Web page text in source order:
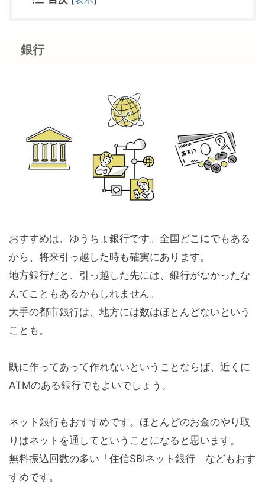
銀行
おすすめは、ゆうちょ銀行です。全国どこにでもある
から、将来引っ越した時も確実にあります。
地方銀行だと、引っ越した先には、銀行がなかったな
んてこともあるかもしれません。
大手の都市銀行は、地方には数はほとんどないという
ことも。
既に作ってあって作れないということならば、近くに
ATMのある銀行でもよいでしょう。
ネット銀行もおすすめです。ほとんどのお金のやり取
りはネットを通してということになると思います。
無料振込回数の多い「住信SBIネット銀行」などもおす
すめです。